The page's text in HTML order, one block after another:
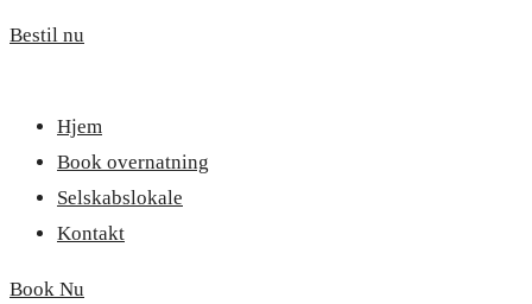
Bestil nu
Hjem
Book overnatning
Selskabslokale
Kontakt
Book Nu